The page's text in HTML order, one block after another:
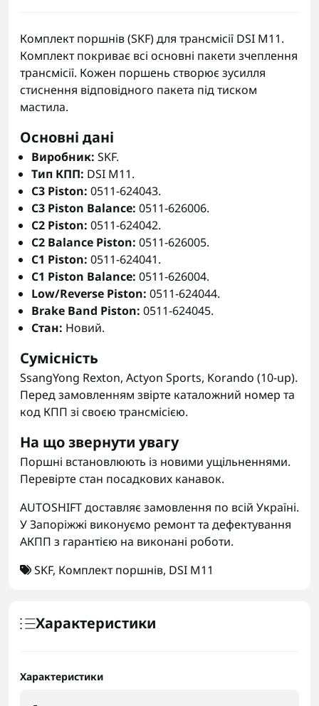
Комплект поршнів (SKF) для трансмісії DSI M11.
Комплект покриває всі основні пакети зчеплення
трансмісії. Кожен поршень створює зусилля
стиснення відповідного пакета під тиском
мастила.
Основні дані
Виробник: SKF.
Тип КПП: DSI M11.
C3 Piston: 0511-624043.
C3 Piston Balance: 0511-626006.
C2 Piston: 0511-624042.
C2 Balance Piston: 0511-626005.
C1 Piston: 0511-624041.
C1 Piston Balance: 0511-626004.
Low/Reverse Piston: 0511-624044.
Brake Band Piston: 0511-624045.
Стан: Новий.
Сумісність
SsangYong Rexton, Actyon Sports, Korando (10-up).
Перед замовленням звірте каталожний номер та
код КПП зі своєю трансмісією.
На що звернути увагу
Поршні встановлюють із новими ущільненнями.
Перевірте стан посадкових канавок.
AUTOSHIFT доставляє замовлення по всій Україні.
У Запоріжжі виконуємо ремонт та дефектування
АКПП з гарантією на виконані роботи.
SKF, Комплект поршнів, DSI M11
Характеристики
Характеристики